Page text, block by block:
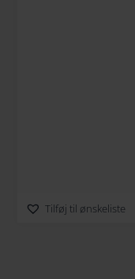
Tilføj til ønskeliste